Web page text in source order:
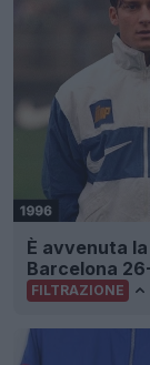
È avvenuta
Barcelona
FILTRAZIONE